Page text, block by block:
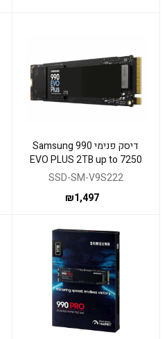
דיסק פנימי Samsung 990
EVO PLUS 2TB up to 7250
read 6300 Write
SSD-SM-V9S222
₪1,497